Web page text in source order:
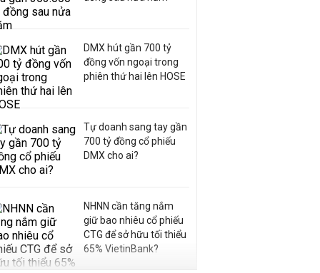
DMX hút gần 700 tỷ
đồng vốn ngoại trong
phiên thứ hai lên HOSE
Tự doanh sang tay gần
700 tỷ đồng cổ phiếu
DMX cho ai?
NHNN cần tăng nắm
giữ bao nhiêu cổ phiếu
CTG để sở hữu tối thiểu
65% VietinBank?